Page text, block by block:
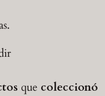
que coleccionó